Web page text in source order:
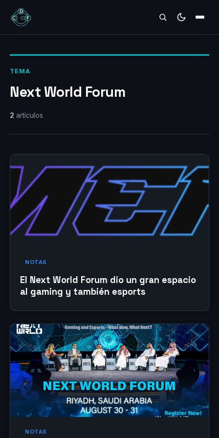
REVIEWS
TEMA
Next World Forum
2 artículos
NOTAS
El Next World Forum dio un gran espacio
al gaming y también esports
NOTAS